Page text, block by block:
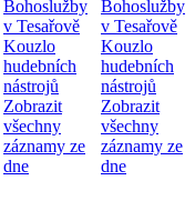
Bohoslužby
v Tesařově
Kouzlo
hudebních
nástrojů
Zobrazit
všechny
záznamy ze
dne
Bohoslužby
v Tesařově
Kouzlo
hudebních
nástrojů
Zobrazit
všechny
záznamy ze
dne